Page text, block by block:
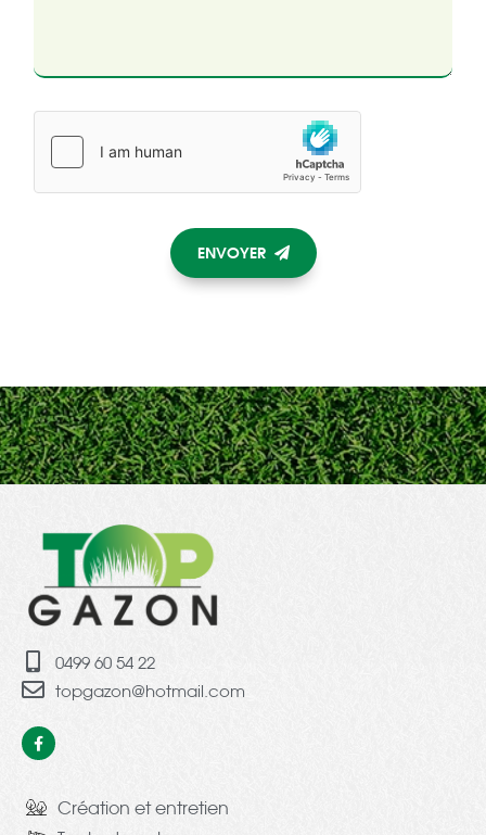
ENVOYER
0499 60 54 22
topgazon@hotmail.com
Création et entretien